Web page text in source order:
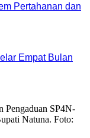
Pertahanan dan
Empat Bulan